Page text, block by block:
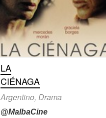
LA
CIÉNAGA
Argentino, Drama
@MalbaCine